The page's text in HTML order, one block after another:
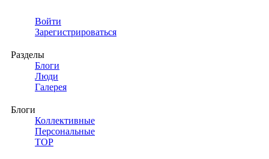
Войти
Зарегистрироваться
Разделы
Блоги
Люди
Галерея
Блоги
Коллективные
Персональные
TOP